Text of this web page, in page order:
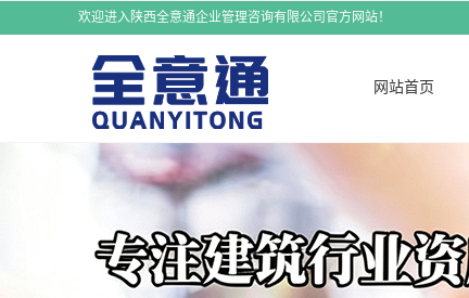
欢迎进入陕西全意通企业管理咨询有限公司官方网站！
网站首页